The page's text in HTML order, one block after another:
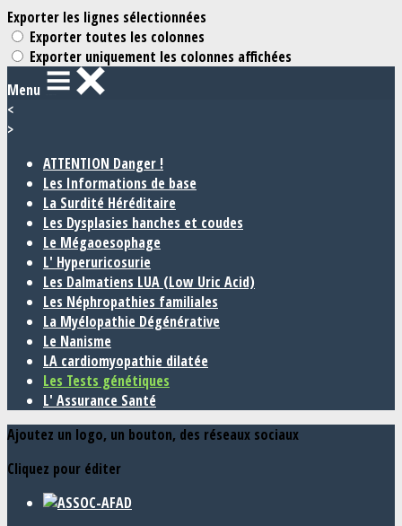
Exporter les lignes sélectionnées
Exporter toutes les colonnes
Exporter uniquement les colonnes affichées
Menu
<
>
ATTENTION Danger !
Les Informations de base
La Surdité Héréditaire
Les Dysplasies hanches et coudes
Le Mégaoesophage
L' Hyperuricosurie
Les Dalmatiens LUA (Low Uric Acid)
Les Néphropathies familiales
La Myélopathie Dégénérative
Le Nanisme
LA cardiomyopathie dilatée
Les Tests génétiques
L' Assurance Santé
Ajoutez un logo, un bouton, des réseaux sociaux
Cliquez pour éditer